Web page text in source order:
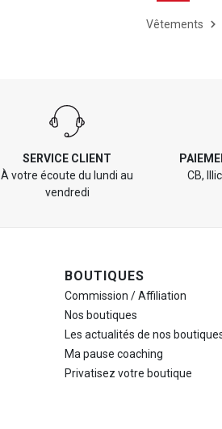
Vêtements
SERVICE CLIENT
À votre écoute du lundi au
vendredi
CB,
BOUTIQUES
Commission / Affiliation
Nos boutiques
Les actualités de nos
Ma pause coaching
Privatisez votre boutique